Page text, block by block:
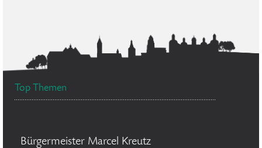
Top Themen
Bürgermeister Marcel Kreutz